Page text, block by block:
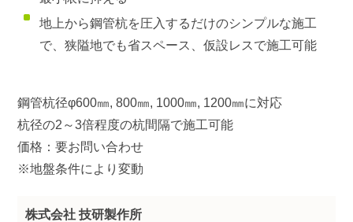
地上から鋼管杭を圧入するだけのシンプルな施工
で、狭隘地でも省スペース、仮設レスで施工可能
鋼管杭径φ600㎜, 800㎜, 1000㎜, 1200㎜に対応
杭径の2～3倍程度の杭間隔で施工可能
価格：要お問い合わせ
※地盤条件により変動
株式会社 技研製作所